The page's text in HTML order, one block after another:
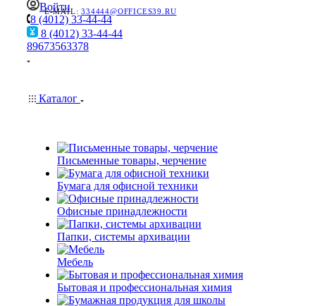
E-MAIL:334444@OFFICES39.RU
Войти
8 (4012) 33-44-44
8 (4012) 33-44-44
89673563378
Каталог
Письменные товары, черчение
Бумага для офисной техники
Офисные принадлежности
Папки, системы архивации
Мебель
Бытовая и профессиональная химия